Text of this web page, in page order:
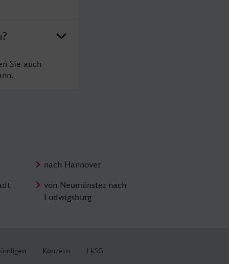
Sie auch
nach Hannover
von Neumünster nach
Ludwigsburg
Konzern LkSG